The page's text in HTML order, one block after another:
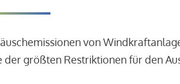
von
größten Restriktionen für den